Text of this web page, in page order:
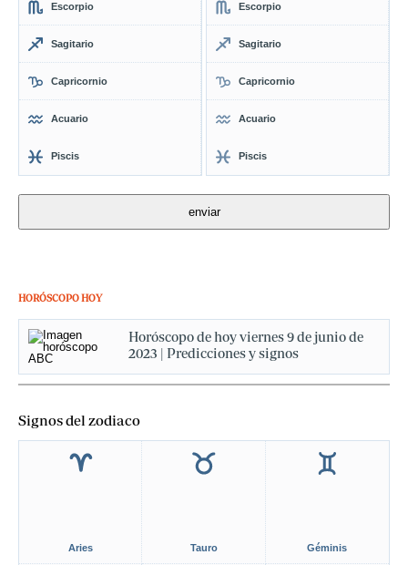
Escorpio
Sagitario
Capricornio
Acuario
Piscis
Escorpio
Sagitario
Capricornio
Acuario
Piscis
HORÓSCOPO HOY
Horóscopo de hoy viernes 9 de junio de
2023 | Predicciones y signos
Signos del zodiaco
Aries Tauro Géminis